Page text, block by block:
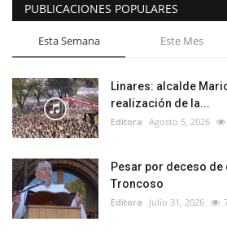
PUBLICACIONES POPULARES
Esta Semana Este Mes
Linares: alcalde
realización de la...
Editora Agosto 5, 2026
Pesar por deceso de
Troncoso
Editora Julio 31, 2026